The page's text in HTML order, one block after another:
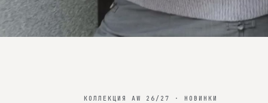
КОЛЛЕКЦИЯ AW 26/27 · НОВИНКИ